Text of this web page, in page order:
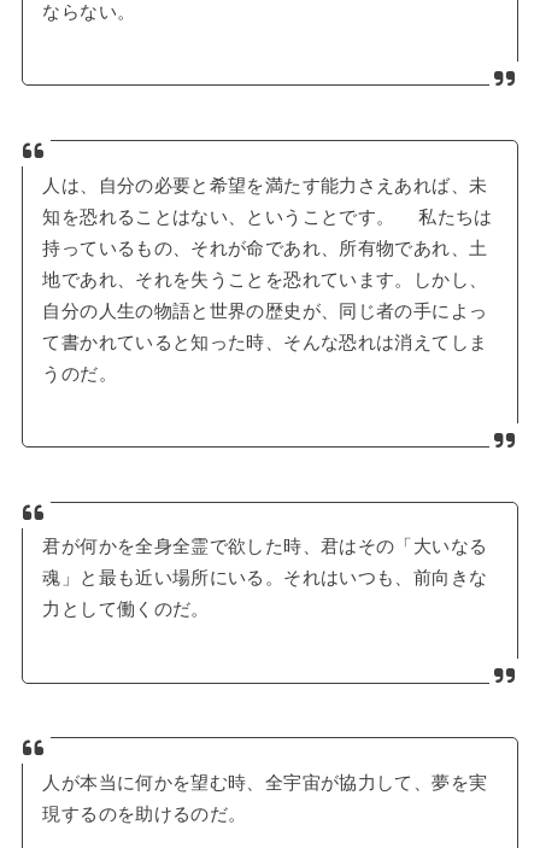
ならない。
人は、自分の必要と希望を満たす能力さえあれば、未
知を恐れることはない、ということです。 私たちは
持っているもの、それが命であれ、所有物であれ、土
地であれ、それを失うことを恐れています。しかし、
自分の人生の物語と世界の歴史が、同じ者の手によっ
て書かれていると知った時、そんな恐れは消えてしま
うのだ。
君が何かを全身全霊で欲した時、君はその「大いなる
魂」と最も近い場所にいる。それはいつも、前向きな
力として働くのだ。
人が本当に何かを望む時、全宇宙が協力して、夢を実
現するのを助けるのだ。